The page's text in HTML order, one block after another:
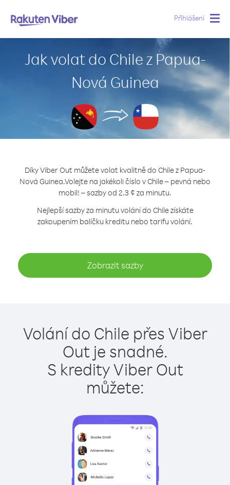
Přihlášení
Jak volat do Chile z Papua-
Nová Guinea
Díky Viber Out můžete volat kvalitně do Chile z Papua-
Nová Guinea.Volejte na jakékoli číslo v Chile – pevná nebo
mobil! – sazby od 2.3 ¢ za minutu.
Nejlepší sazby za minutu volání do Chile získáte
zakoupením balíčku kreditu nebo tarifu volání.
Zobrazit sazby
Volání do Chile přes Viber
Out je snadné.
S kredity Viber Out
můžete: